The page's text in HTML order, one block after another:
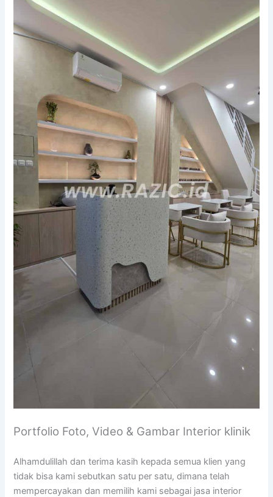
Portfolio Foto, Video & Gambar Interior klinik
Alhamdulillah dan terima kasih kepada semua klien yang
tidak bisa kami sebutkan satu per satu, dimana telah
mempercayakan dan memilih kami sebagai jasa interior